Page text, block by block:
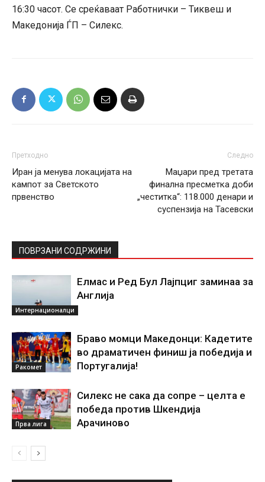
16:30 часот. Се среќаваат Работнички – Тиквеш и
Македонија ЃП – Силекс.
Претходно
Иран ја менува локацијата на
кампот за Светското
првенство
Следно
Маџари пред третата
финална пресметка доби
„честитка“: 118.000 денари и
суспензија на Тасевски
ПОВРЗАНИ СОДРЖИНИ
Интернационалци
Елмас и Ред Бул Лајпциг заминаа за
Англија
Ракомет
Браво момци Македонци: Кадетите
во драматичен финиш ја победија и
Португалија!
Прва лига
Силекс не сака да сопре – целта е
победа против Шкендија
Арачиново